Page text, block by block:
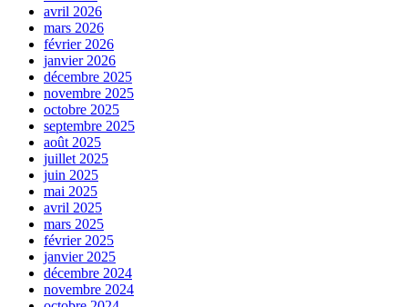
avril 2026
mars 2026
février 2026
janvier 2026
décembre 2025
novembre 2025
octobre 2025
septembre 2025
août 2025
juillet 2025
juin 2025
mai 2025
avril 2025
mars 2025
février 2025
janvier 2025
décembre 2024
novembre 2024